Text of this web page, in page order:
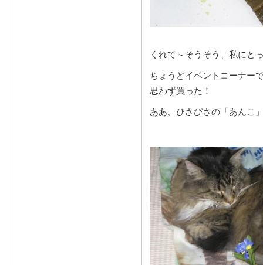
くれて～そうそう、私にと
ちょうどイベントコーナー
思わず買った！
ああ、ひさびさの「あんこ